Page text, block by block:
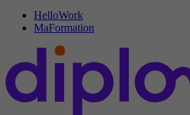
HelloWork
MaFormation